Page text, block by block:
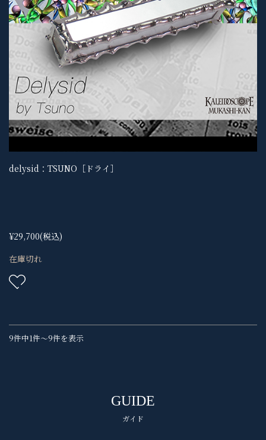
delysid：TSUNO［ドライ］
¥29,700(税込)
在庫切れ
9件中1件～9件を表示
GUIDE
ガイド